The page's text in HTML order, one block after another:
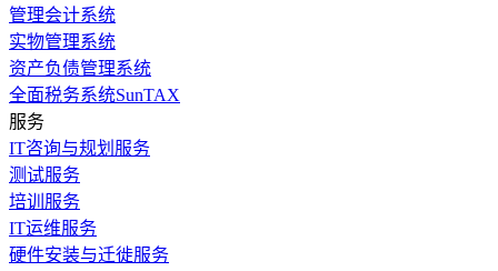
管理会计系统
实物管理系统
资产负债管理系统
全面税务系统SunTAX
服务
IT咨询与规划服务
测试服务
培训服务
IT运维服务
硬件安装与迁徙服务